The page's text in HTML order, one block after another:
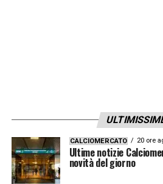
CALCIOMERCATO 20 ore
Ultime notizie
novità del giorno